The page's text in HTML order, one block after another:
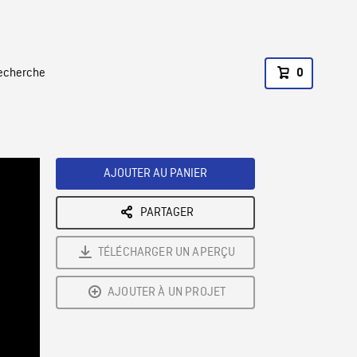
0
AJOUTER AU PANIER
PARTAGER
TÉLÉCHARGER UN APERÇU
AJOUTER À UN PROJET